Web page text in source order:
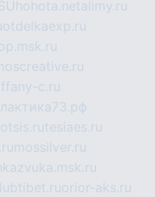
hohota.net alimy.ru
otdelkaexp.ru
c.ru
tesiaes.ru
mossilver.ru
orior-aks.ru